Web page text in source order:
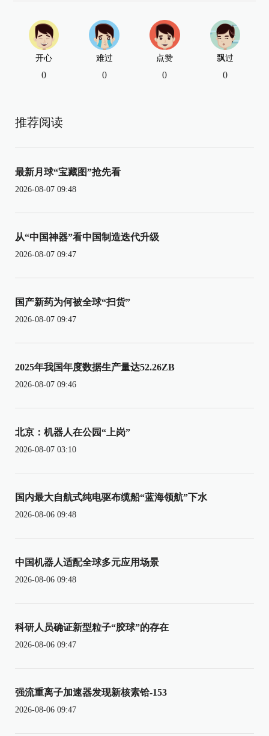
开心
0
难过
0
点赞
0
飘过
0
推荐阅读
最新月球“宝藏图”抢先看
2026-08-07 09:48
从“中国神器”看中国制造迭代升级
2026-08-07 09:47
国产新药为何被全球“扫货”
2026-08-07 09:47
2025年我国年度数据生产量达52.26ZB
2026-08-07 09:46
北京：机器人在公园“上岗”
2026-08-07 03:10
国内最大自航式纯电驱布缆船“蓝海领航”下水
2026-08-06 09:48
中国机器人适配全球多元应用场景
2026-08-06 09:48
科研人员确证新型粒子“胶球”的存在
2026-08-06 09:47
强流重离子加速器发现新核素铪-153
2026-08-06 09:47